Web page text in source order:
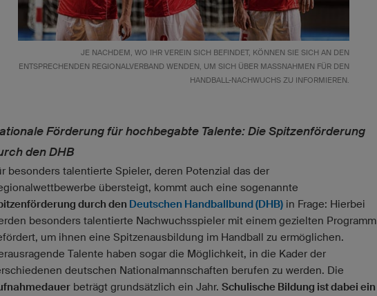
JE NACHDEM, WO IHR VEREIN SICH BEFINDET, KÖNNEN SIE SICH AN DEN
ENTSPRECHENDEN REGIONALVERBAND WENDEN, UM SICH ÜBER MASSNAHMEN FÜR DEN H
ANDBALL-NACHWUCHS ZU INFORMIEREN.
Förderung für hochbegabte Talente: Die Spitzenförderung
den DHB
besonders talentierte Spieler, deren Potenzial das der
übersteigt, kommt auch eine sogenannte
durch den Deutschen Handballbund (DHB) in Frage: Hierbei
besonders talentierte Nachwuchsspieler mit einem gezielten Programm
um ihnen eine Spitzenausbildung im Handball zu ermöglichen.
Talente haben sogar die Möglichkeit, in die Kader der
deutschen Nationalmannschaften berufen zu werden. Die
beträgt grundsätzlich ein Jahr. Schulische Bildung ist dabei ein